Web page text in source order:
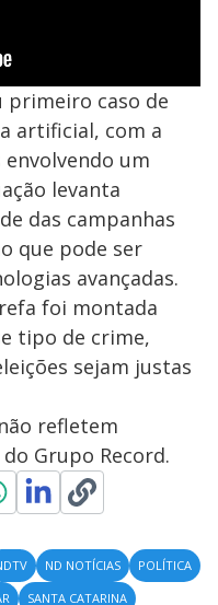
primeiro caso de
artificial, com a
envolvendo um
levanta
das campanhas
que pode ser
avançadas.
foi montada
tipo de crime,
sejam justas
refletem
Grupo Record.
ND NOTÍCIAS
POLÍTICA
SANTA CATARINA